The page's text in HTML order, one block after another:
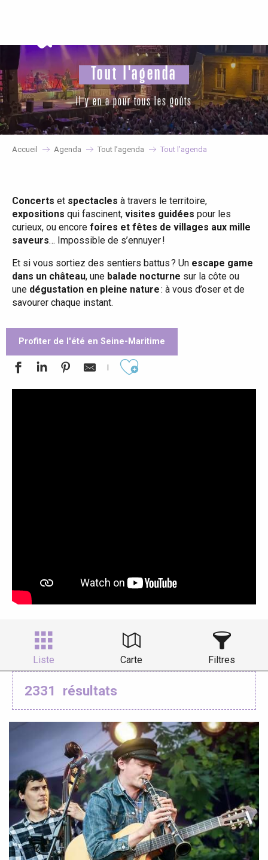
principal
Tout l'agenda
il y en a pour tous les goûts
Accueil Agenda Tout l’agenda Tout l’agenda
Concerts et spectacles à travers le territoire,
expositions qui fascinent, visites guidées pour les
curieux, ou encore foires et fêtes de villages aux mille
saveurs… Impossible de s’ennuyer !
Et si vous sortiez des sentiers battus ? Un escape game
dans un château, une balade nocturne sur la côte ou
une dégustation en pleine nature: à vous d’oser et de
savourer chaque instant.
Profiter de l'été en Seine-Maritime
Ajouter aux favoris
Liste Carte Filtres
2331 résultats